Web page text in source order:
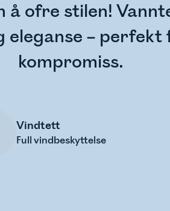
ofre stilen!
eleganse –
kompromiss.
Vindtett
Full vindbeskyttelse